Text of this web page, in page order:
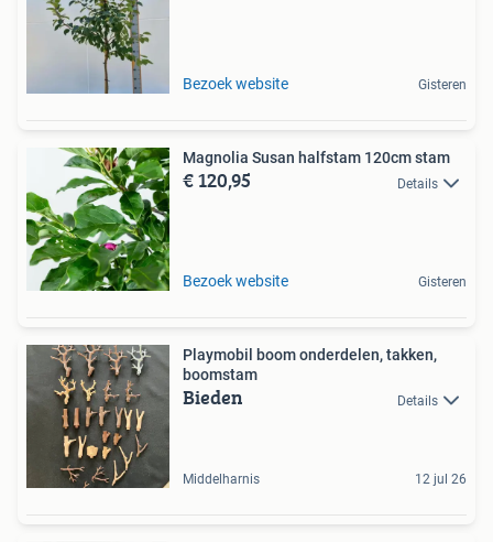
Bezoek website Gisteren
Magnolia Susan halfstam 120cm stam
€ 120,95 Details
Bezoek website Gisteren
Playmobil boom onderdelen, takken,
boomstam
Bieden Details
Middelharnis 12 jul 26